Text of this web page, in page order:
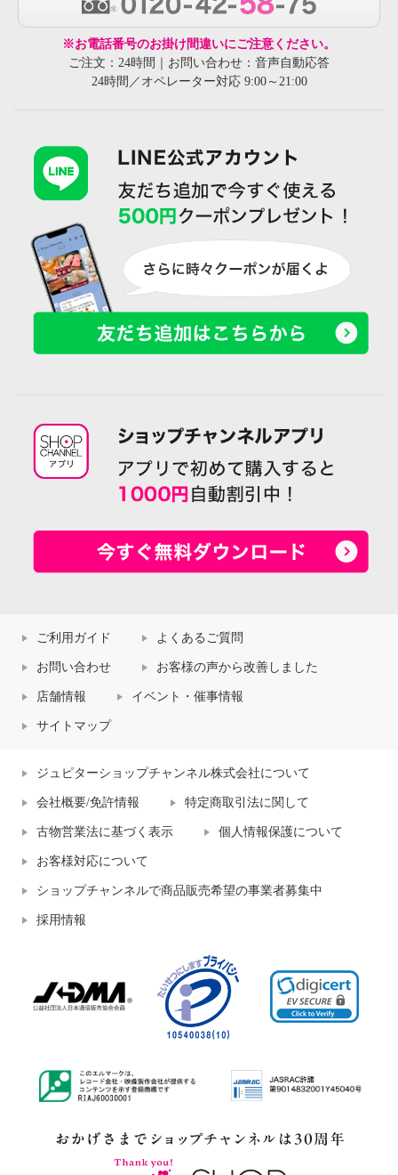
※お電話番号のお掛け間違いにご注意ください。
ご注文：24時間｜お問い合わせ：音声自動応答
24時間／オペレーター対応 9:00～21:00
ご利用ガイド よくあるご質問
お問い合わせ お客様の声から改善しました
店舗情報 イベント・催事情報
サイトマップ
ジュピターショップチャンネル株式会社について
会社概要/免許情報 特定商取引法に関して
古物営業法に基づく表示 個人情報保護について
お客様対応について
ショップチャンネルで商品販売希望の事業者募集中
採用情報